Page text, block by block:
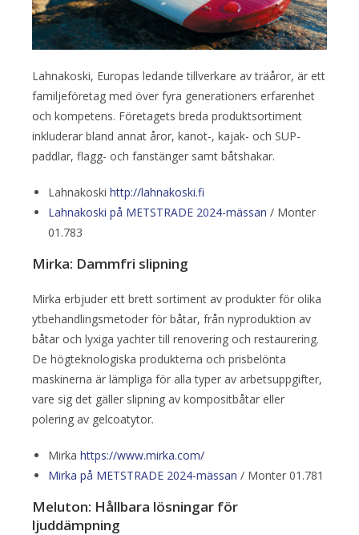
Lahnakoski, Europas ledande tillverkare av träåror, är ett
familjeföretag med över fyra generationers erfarenhet
och kompetens. Företagets breda produktsortiment
inkluderar bland annat åror, kanot-, kajak- och SUP-
paddlar, flagg- och fanstänger samt båtshakar.
Lahnakoski http://lahnakoski.fi
Lahnakoski på METSTRADE 2024-mässan / Monter
01.783
Mirka: Dammfri slipning
Mirka erbjuder ett brett sortiment av produkter för olika
ytbehandlingsmetoder för båtar, från nyproduktion av
båtar och lyxiga yachter till renovering och restaurering.
De högteknologiska produkterna och prisbelönta
maskinerna är lämpliga för alla typer av arbetsuppgifter,
vare sig det gäller slipning av kompositbåtar eller
polering av gelcoatytor.
Mirka https://www.mirka.com/
Mirka på METSTRADE 2024-mässan / Monter 01.781
Meluton: Hållbara lösningar för
ljuddämpning